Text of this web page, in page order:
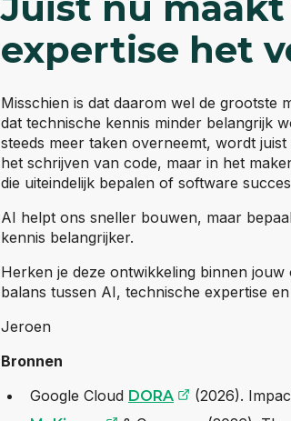
expertise het
Misschien is dat daarom wel de grootste
dat technische kennis minder belangrijk
steeds meer taken overneemt, wordt
het schrijven van code, maar in het
die uiteindelijk bepalen of software
AI helpt ons sneller bouwen, maar
kennis belangrijker.
Herken je deze ontwikkeling binnen
balans tussen AI, technische expertise
Jeroen
Bronnen
Google Cloud DORA (opent
(2026).